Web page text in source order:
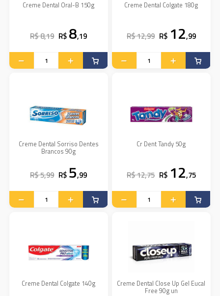
Creme Dental Oral-B 150g
R$ 8,19 R$ 8,19
Creme Dental Colgate 180g
R$ 12,99 R$ 12,99
Creme Dental Sorriso Dentes
Brancos 90g
R$ 5,99 R$ 5,99
Cr Dent Tandy 50g
R$ 12,75 R$ 12,75
Creme Dental Colgate 140g Creme Dental Close Up Gel Eucal
Free 90g un